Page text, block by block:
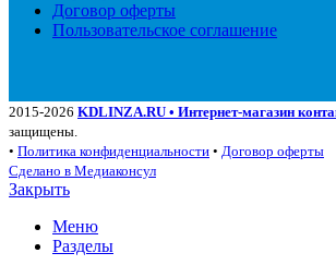
Договор оферты
Пользовательское соглашение
2015-2026 KDLINZA.RU • Интернет-магазин
защищены.
• Политика конфиденциальности • Договор оферты
Сделано в Медиаконсул
Закрыть
Меню
Разделы